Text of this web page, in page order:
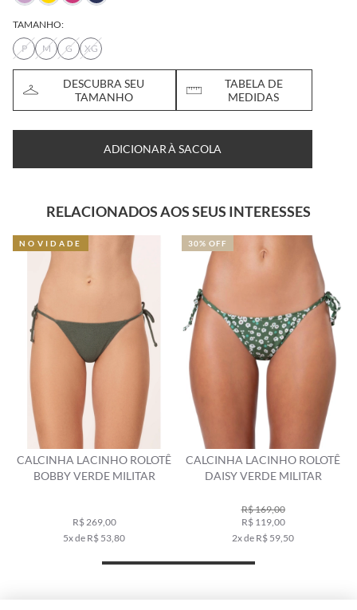
TAMANHO:
P
M G XG
DESCUBRA SEU
TAMANHO
TABELA DE
MEDIDAS
ADICIONAR À SACOLA
RELACIONADOS AOS SEUS INTERESSES
CALCINHA LACINHO ROLOTÊ
BOBBY VERDE MILITAR
R$ 269,00
5x de R$ 53,80
NOVIDADE
CALCINHA LACINHO ROLOTÊ
DAISY VERDE MILITAR
R$ 169,00
R$ 119,00
2x de R$ 59,50
30% OFF